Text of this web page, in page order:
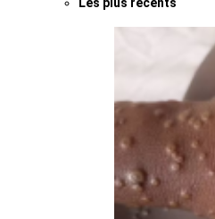
Les plus récents